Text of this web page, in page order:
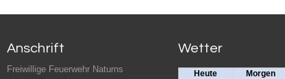
Anschrift
Freiwillige Feuerwehr Naturns
Wetter
Heute Morgen